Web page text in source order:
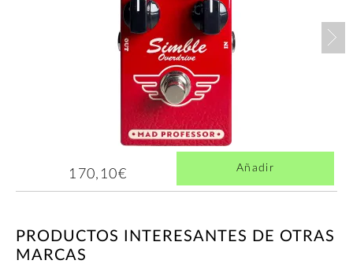
170,10€ Añadir
PRODUCTOS INTERESANTES DE OTRAS
MARCAS